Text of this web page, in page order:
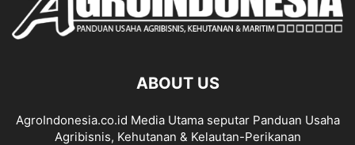
ABOUT US
AgroIndonesia.co.id Media Utama seputar Panduan Usaha
Agribisnis, Kehutanan & Kelautan-Perikanan